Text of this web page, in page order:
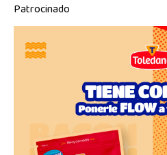
Patrocinado